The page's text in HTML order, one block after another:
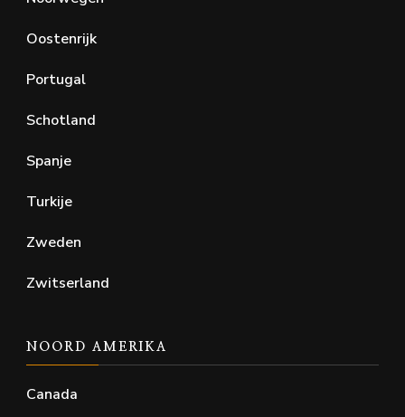
Oostenrijk
Portugal
Schotland
Spanje
Turkije
Zweden
Zwitserland
NOORD AMERIKA
Canada